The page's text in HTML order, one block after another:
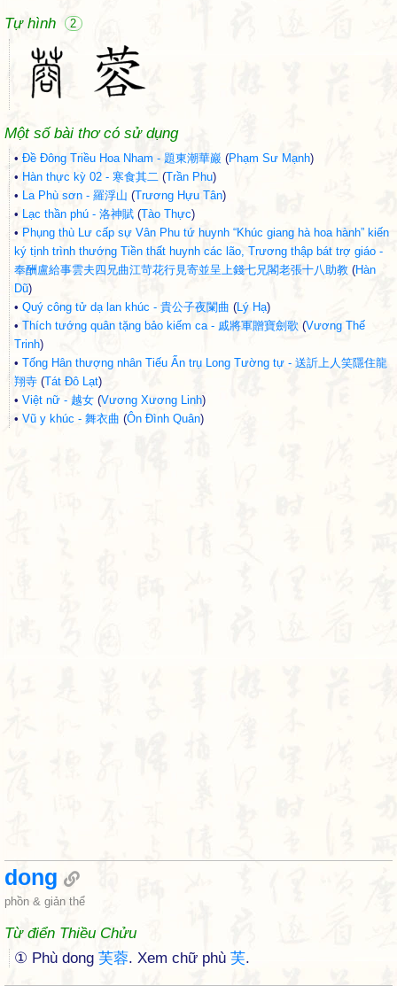
Tự hình
2
Một số bài thơ có sử dụng
• Đề Đông Triều Hoa Nham - 題東潮華巖 (Phạm Sư Mạnh)
• Hàn thực kỳ 02 - 寒食其二 (Trần Phu)
• La Phù sơn - 羅浮山 (Trương Hựu Tân)
• Lạc thần phú - 洛神賦 (Tào Thực)
• Phụng thù Lư cấp sự Vân Phu tứ huynh “Khúc giang hà hoa hành” kiến
ký tịnh trình thướng Tiền thất huynh các lão, Trương thập bát trợ giáo -
奉酬盧給事雲夫四兄曲江苛花行見寄並呈上錢七兄閣老張十八助教 (Hàn
Dũ)
• Quý công tử dạ lan khúc - 貴公子夜闌曲 (Lý Hạ)
• Thích tướng quân tặng bảo kiếm ca - 戚將軍贈寶劍歌 (Vương Thế
Trinh)
• Tống Hân thượng nhân Tiếu Ẩn trụ Long Tường tự - 送訢上人笑隱住龍
翔寺 (Tát Đô Lạt)
• Việt nữ - 越女 (Vương Xương Linh)
• Vũ y khúc - 舞衣曲 (Ôn Đình Quân)
dong
phồn & giản thể
Từ điển Thiều Chửu
① Phù dong 芙蓉. Xem chữ phù 芙.